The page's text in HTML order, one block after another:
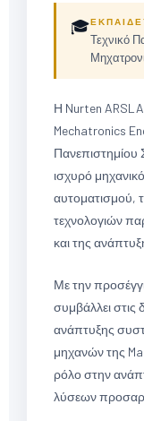
ΘΑ
🎓
Τεχνικό
Η Nurten
Mechatronics
Πανεπιστημίου
ισχυρό
αυτοματισμού,
τεχνολογιών
και της
Με την
συμβάλλει στις
ανάπτυξης
μηχανών της
ρόλο στην
λύσεων